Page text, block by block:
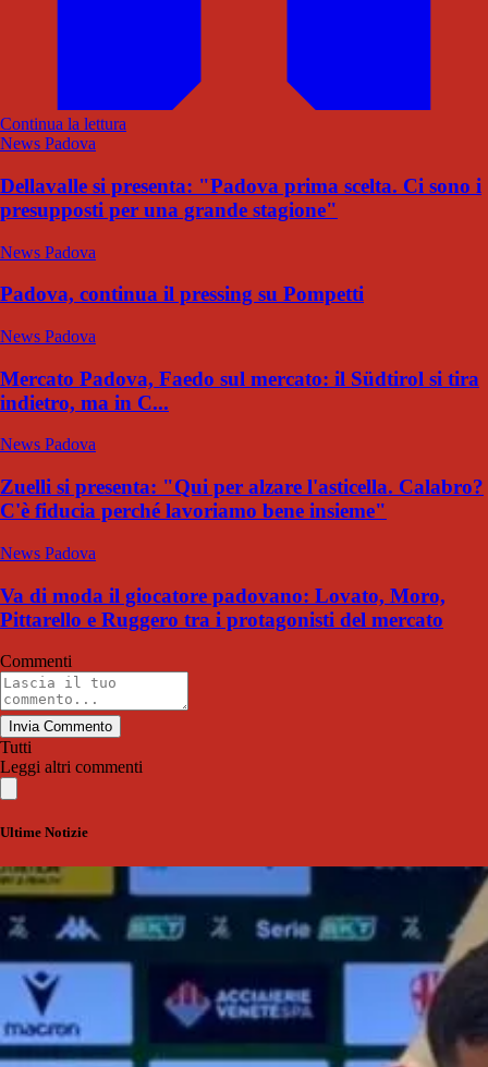
Continua la lettura
News Padova
Dellavalle si presenta: "Padova prima scelta. Ci sono i
presupposti per una grande stagione"
News Padova
Padova, continua il pressing su Pompetti
News Padova
Mercato Padova, Faedo sul mercato: il Südtirol si tira
indietro, ma in C...
News Padova
Zuelli si presenta: "Qui per alzare l'asticella. Calabro?
C'è fiducia perché lavoriamo bene insieme"
News Padova
Va di moda il giocatore padovano: Lovato, Moro,
Pittarello e Ruggero tra i protagonisti del mercato
Commenti
Invia Commento
Tutti
Leggi altri commenti
Ultime Notizie